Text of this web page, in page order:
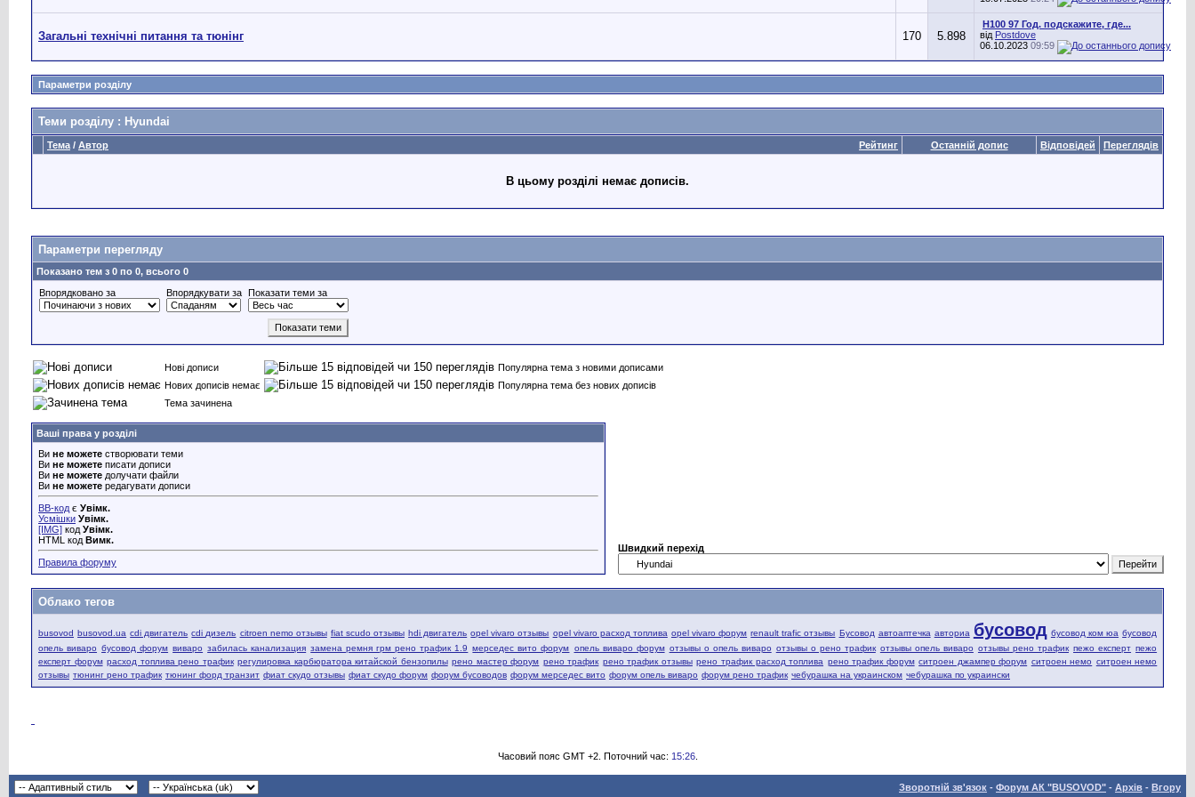
Загальні технічні питання та тюнінг 170 5.898
H100 97 Год. подскажите, где...
від Postdove
06.10.2023 09:59
Параметри розділу
Теми розділу : Hyundai
Рейтинг
Тема / Автор Останній допис Відповідей Переглядів
В цьому розділі немає дописів.
Параметри перегляду
Показано тем з 0 по 0, всього 0
Впорядковано за
Впорядкувати за Показати теми за
Нові дописи
Популярна тема з новими дописами
Нових дописів немає
Популярна тема без нових дописів
Тема зачинена
Ваші права у розділі
Ви не можете створювати теми
Ви не можете писати дописи
Ви не можете долучати файли
Ви не можете редагувати дописи
BB-код є Увімк.
Усмішки Увімк.
[IMG] код Увімк.
HTML код Вимк.
Правила форуму
Швидкий перехід
Облако тегов
busovod busovod.ua cdi двигатель cdi дизель citroen nemo отзывы fiat scudo отзывы hdi двигатель opel vivaro отзывы opel vivaro расход топлива opel vivaro форум renault trafic отзывы Бусовод автоаптечка авториа бусовод бусовод ком юа бусовод
опель виваро бусовод форум виваро забилась канализация замена ремня грм рено трафик 1.9 мерседес вито форум опель виваро форум отзывы о опель виваро отзывы о рено трафик отзывы опель виваро отзывы рено трафик пежо експерт пежо
експерт форум расход топлива рено трафик регулировка карбюратора китайской бензопилы рено мастер форум рено трафик рено трафик отзывы рено трафик расход топлива рено трафик форум ситроен джампер форум ситроен немо ситроен немо
отзывы тюнинг рено трафик тюнинг форд транзит фиат скудо отзывы фиат скудо форум форум бусоводов форум мерседес вито форум опель виваро форум рено трафик чебурашка на украинском чебурашка по украински
Часовий пояс GMT +2. Поточний час: 15:26.
Зворотній зв'язок - Форум АК "BUSOVOD" - Архів - Вгору